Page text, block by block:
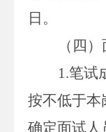
日。
（四
1.笔试
按不低于本
确定面试人